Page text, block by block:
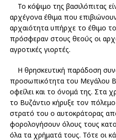
Το κόψιμο της βασιλόπιτας
αρχέγονα έθιμα που
αρχαιότητα υπήρχε το έθιμο
πρόσφεραν στους θεούς οι
αγροτικές γιορτές.
Η θρησκευτική παράδοση
προσωπικότητα του Μεγάλου
οφείλει και το όνομά της. Στα
το Βυζάντιο κήρυξε τον
στρατό του ο αυτοκράτορας
φορολογήσουν όλους τους
όλα τα χρήματά τους. Τότε οι